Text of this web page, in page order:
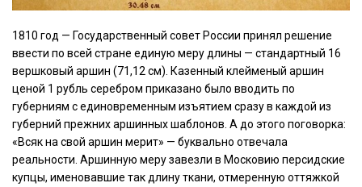
1810 год — Государственный совет России принял решение
ввести по всей стране единую меру длины — стандартный 16
вершковый аршин (71,12 см). Казенный клейменый аршин
ценой 1 рубль серебром приказано было вводить по
губерниям с единовременным изъятием сразу в каждой из
губерний прежних аршинных шаблонов. А до этого поговорка:
«Всяк на свой аршин мерит» — буквально отвечала
реальности. Аршинную меру завезли в Московию персидские
купцы, именовавшие так длину ткани, отмеренную оттяжкой